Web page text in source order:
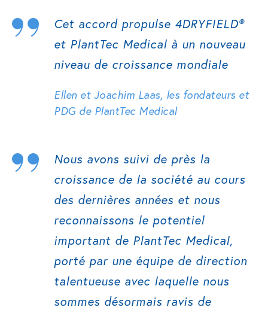
Cet accord propulse 4DRYFIELD®
et PlantTec Medical à un nouveau
niveau de croissance mondiale
Ellen et Joachim Laas, les fondateurs et
PDG de PlantTec Medical
Nous avons suivi de près la
croissance de la société au cours
des dernières années et nous
reconnaissons le potentiel
important de PlantTec Medical,
porté par une équipe de direction
talentueuse avec laquelle nous
sommes désormais ravis de